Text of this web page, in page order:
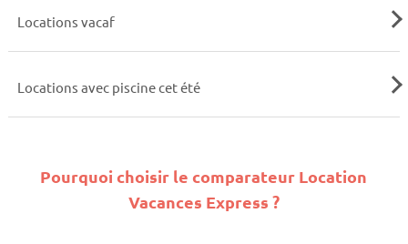
Locations vacaf
Locations avec piscine cet été
Pourquoi choisir le comparateur Location
Vacances Express ?